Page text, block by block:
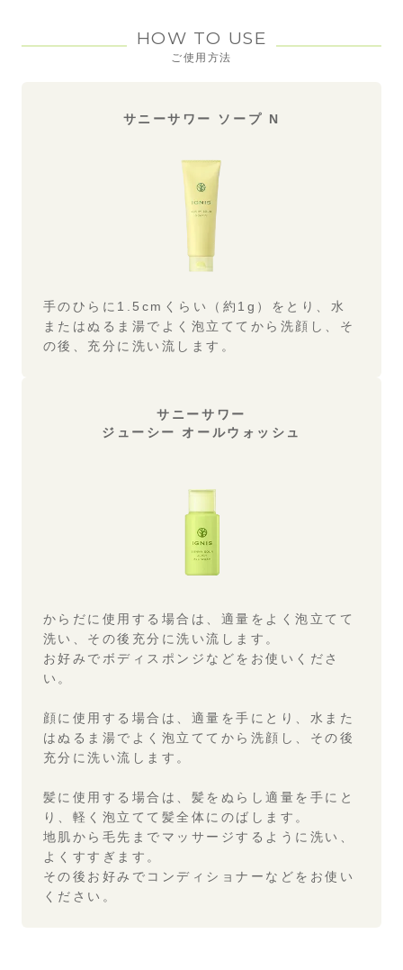
HOW TO USE
ご使用方法
サニーサワー ソープ N
手のひらに1.5cmくらい（約1g）をとり、水
またはぬるま湯でよく泡立ててから洗顔し、 そ
の後、充分に洗い流します。
サニーサワー
ジューシー オールウォッシュ
からだに使用する場合は、適量をよく泡立てて
洗い、その後充分に洗い流します。
お好みでボディスポンジなどをお使いくださ
い。
顔に使用する場合は、適量を手にとり、水また
はぬるま湯でよく泡立ててから洗顔し、 その後
充分に洗い流します。
髪に使用する場合は、髪をぬらし適量を手にと
り、軽く泡立てて髪全体にのばします。
地肌から毛先までマッサージするように洗い、
よくすすぎます。
その後お好みでコンディショナーなどをお使い
ください。